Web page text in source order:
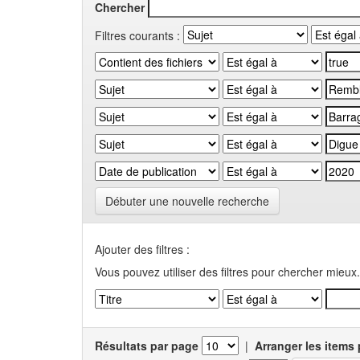
Chercher
Filtres courants :
Débuter une nouvelle recherche
Ajouter des filtres :
Vous pouvez utiliser des filtres pour chercher mieux.
Résultats par page | Arranger les items